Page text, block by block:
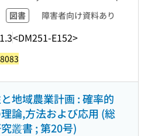
図書 障害者向け資料あり
<DM251-E152>
地域農業計画 : 確率的
論,方法および応用 (総
叢書 ; 第20号)